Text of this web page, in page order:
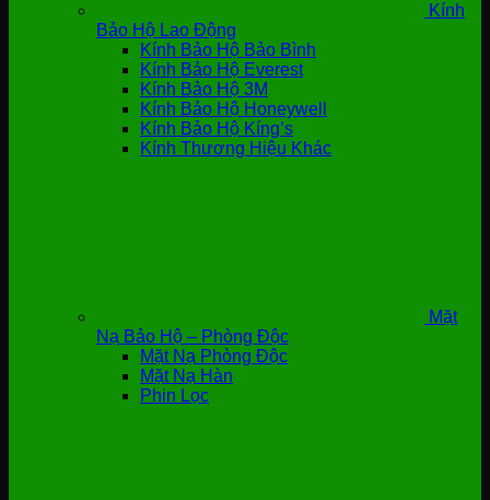
Kính
Bảo Hộ Lao Động
Kính Bảo Hộ Bảo Bình
Kính Bảo Hộ Everest
Kính Bảo Hộ 3M
Kính Bảo Hộ Honeywell
Kính Bảo Hộ Kíng’s
Kính Thương Hiệu Khác
Mặt
Nạ Bảo Hộ – Phòng Độc
Mặt Nạ Phòng Độc
Mặt Nạ Hàn
Phin Lọc